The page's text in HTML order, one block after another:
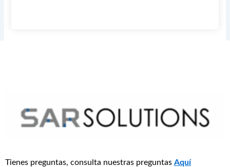
Tienes preguntas, consulta nuestras preguntas Aquí